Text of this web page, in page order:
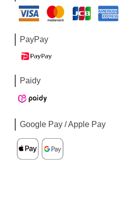
PayPay
Paidy
Google Pay / Apple Pay